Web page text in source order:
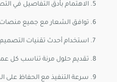
الاهتمام بأدق التفاصيل في
توافق الشعار مع جميع
استخدام أحدث تقنيات
تقديم حلول مرنة تناسب كل
سرعة التنفيذ مع الحفاظ على